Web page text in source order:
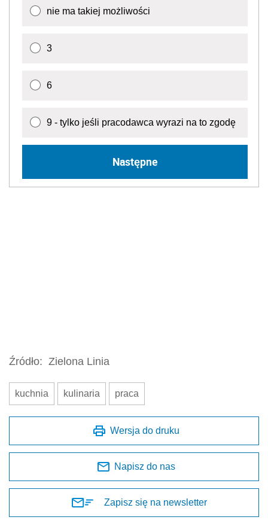
nie ma takiej możliwości
3
6
9 - tylko jeśli pracodawca wyrazi na to zgodę
Następne
Źródło: Zielona Linia
kuchnia kulinaria praca
Wersja do druku
Napisz do nas
Zapisz się na newsletter